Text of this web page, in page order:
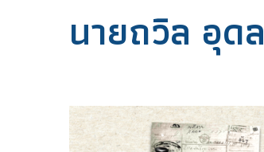
นายถวิล อุดล